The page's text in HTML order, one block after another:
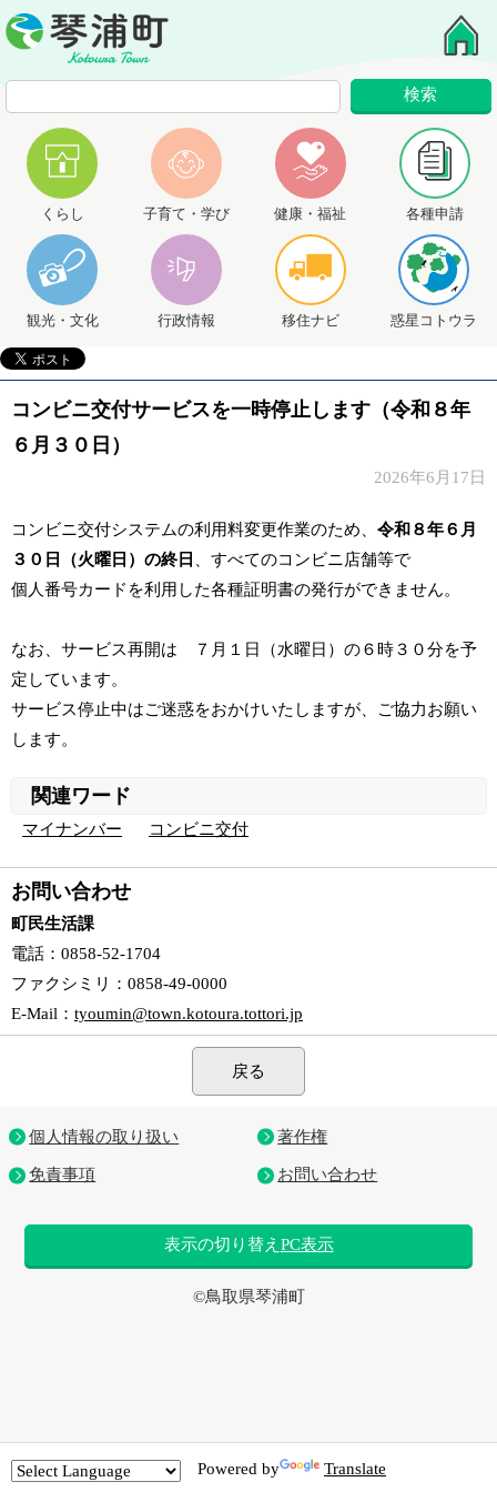
くらし 子育て・学び 健康・福祉 各種申請
観光・文化 行政情報 移住ナビ 惑星コトウラ
コンビニ交付サービスを一時停止します（令和８年
６月３０日）
2026年6月17日
コンビニ交付システムの利用料変更作業のため、 令和８年６月
３０日（火曜日）の終日
、すべてのコンビニ店舗等で
個人番号カードを利用した各種証明書の発行ができません。
なお、サービス再開は ７月１日（水曜日）の６時３０分を予
定しています。
サービス停止中はご迷惑をおかけいたしますが、ご協力お願い
します。
関連ワード
マイナンバー コンビニ交付
お問い合わせ
町民生活課
電話 ：0858-52-1704
ファクシミリ
：0858-49-0000
E-Mail ： tyoumin@town.kotoura.tottori.jp
戻る
個人情報の取り扱い 著作権
免責事項 お問い合わせ
表示の切り替え PC表示
Powered by Translate
©鳥取県琴浦町